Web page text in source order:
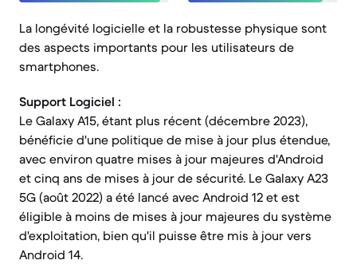
La longévité logicielle et la robustesse physique sont
des aspects importants pour les utilisateurs de
smartphones.
Support Logiciel :
Le Galaxy A15, étant plus récent (décembre 2023),
bénéficie d'une politique de mise à jour plus étendue,
avec environ quatre mises à jour majeures d'Android
et cinq ans de mises à jour de sécurité. Le Galaxy A23
5G (août 2022) a été lancé avec Android 12 et est
éligible à moins de mises à jour majeures du système
d'exploitation, bien qu'il puisse être mis à jour vers
Android 14.